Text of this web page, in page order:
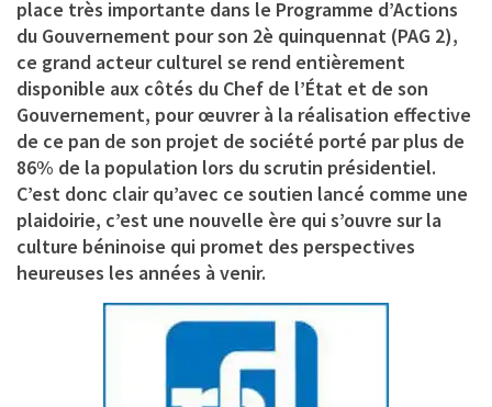
place très importante dans le Programme d’Actions
du Gouvernement pour son 2è quinquennat (PAG 2),
ce grand acteur culturel se rend entièrement
disponible aux côtés du Chef de l’État et de son
Gouvernement, pour œuvrer à la réalisation effective
de ce pan de son projet de société porté par plus de
86% de la population lors du scrutin présidentiel.
C’est donc clair qu’avec ce soutien lancé comme une
plaidoirie, c’est une nouvelle ère qui s’ouvre sur la
culture béninoise qui promet des perspectives
heureuses les années à venir.